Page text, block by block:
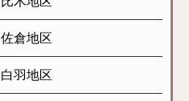
佐倉地区
白羽地区